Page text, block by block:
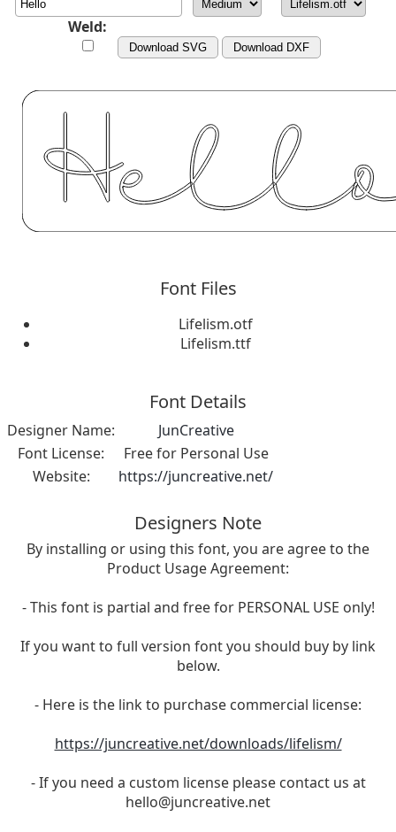
Weld:
Download SVG Download DXF
Font Files
Lifelism.otf
Lifelism.ttf
Font Details
Designer Name:
JunCreative
Font License:
Free for Personal Use
Website:
https://juncreative.net/
Designers Note
By installing or using this font, you are agree to the
Product Usage Agreement:
- This font is partial and free for PERSONAL USE only!
If you want to full version font you should buy by link
below.
- Here is the link to purchase commercial license:
https://juncreative.net/downloads/lifelism/
- If you need a custom license please contact us at
hello@juncreative.net